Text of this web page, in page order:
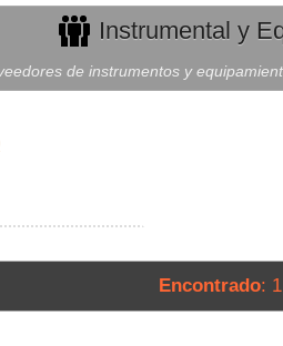
Instrumental y
de instrumentos y
Encontrado: